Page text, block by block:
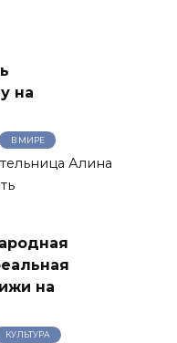
на
В МИРЕ
Алина
на
КУЛЬТУРА